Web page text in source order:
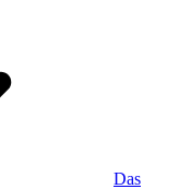
Das